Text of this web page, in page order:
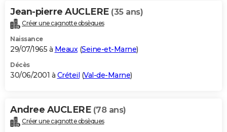
Jean-pierre AUCLERE (35 ans)
Créer une cagnotte obsèques
Naissance
29/07/1965 à Meaux(Seine-et-Marne)
Décès
30/06/2001 à Créteil (Val-de-Marne)
Andree AUCLERE (78 ans)
Créer une cagnotte obsèques